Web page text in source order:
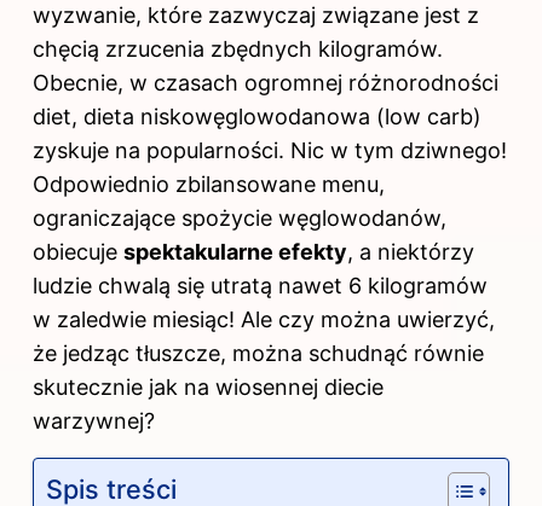
wyzwanie, które zazwyczaj związane jest z
chęcią zrzucenia zbędnych kilogramów.
Obecnie, w czasach ogromnej różnorodności
diet, dieta niskowęglowodanowa (low carb)
zyskuje na popularności. Nic w tym dziwnego!
Odpowiednio zbilansowane menu,
ograniczające spożycie węglowodanów,
obiecuje spektakularne efekty, a niektórzy
ludzie chwalą się utratą nawet 6 kilogramów
w zaledwie miesiąc! Ale czy można uwierzyć,
że jedząc tłuszcze, można schudnąć równie
skutecznie jak na wiosennej diecie
warzywnej?
Spis treści